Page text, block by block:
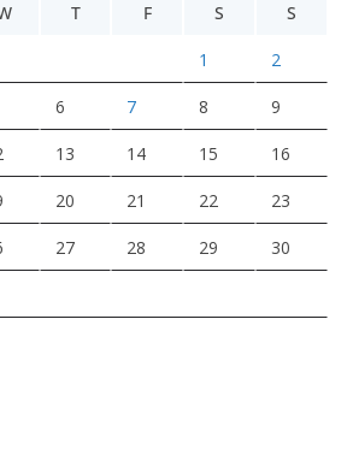
T F S S
1 2
6 7 8 9
13 14 15 16
20 21 22 23
27 28 29 30